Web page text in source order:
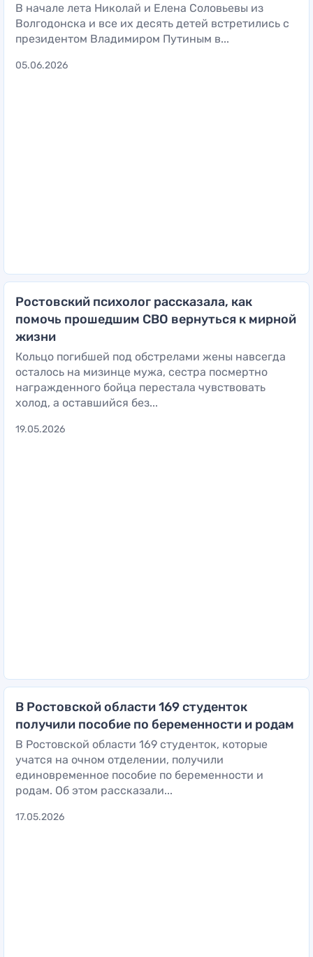
В начале лета Николай и Елена Соловьевы из
Волгодонска и все их десять детей встретились с
президентом Владимиром Путиным в...
05.06.2026
Ростовский психолог рассказала, как
помочь прошедшим СВО вернуться к мирной
жизни
Кольцо погибшей под обстрелами жены навсегда
осталось на мизинце мужа, сестра посмертно
награжденного бойца перестала чувствовать
холод, а оставшийся без...
19.05.2026
В Ростовской области 169 студенток
получили пособие по беременности и родам
В Ростовской области 169 студенток, которые
учатся на очном отделении, получили
единовременное пособие по беременности и
родам. Об этом рассказали...
17.05.2026